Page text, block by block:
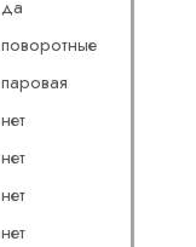
да
поворотные
паровая
нет
нет
нет
нет